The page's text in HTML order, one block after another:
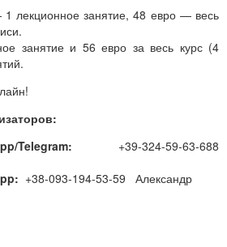
лекционное занятие, 48 евро — весь
занятие и 56 евро за весь курс (4
Telegram: +39-324-59-63-688
+38-093-194-53-59 Александр